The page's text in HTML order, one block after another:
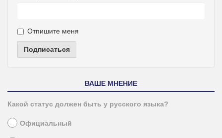
Отпишите меня
Подписаться
ВАШЕ МНЕНИЕ
Какой статус должен быть у русского языка?
Официальный